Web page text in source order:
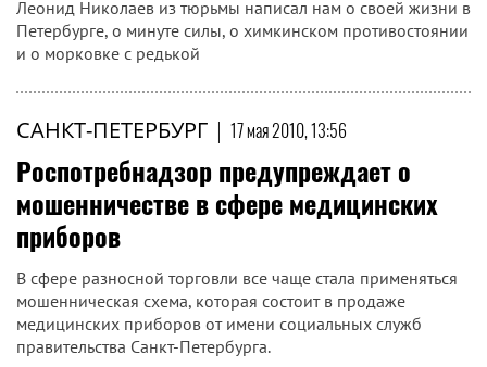
Леонид Николаев из тюрьмы написал нам о своей жизни в
Петербурге, о минуте силы, о химкинском противостоянии
и о морковке с редькой
САНКТ-ПЕТЕРБУРГ | 17 мая 2010, 13:56
Роспотребнадзор предупреждает о
мошенничестве в сфере медицинских
приборов
В сфере разносной торговли все чаще стала применяться
мошенническая схема, которая состоит в продаже
медицинских приборов от имени социальных служб
правительства Санкт-Петербурга.